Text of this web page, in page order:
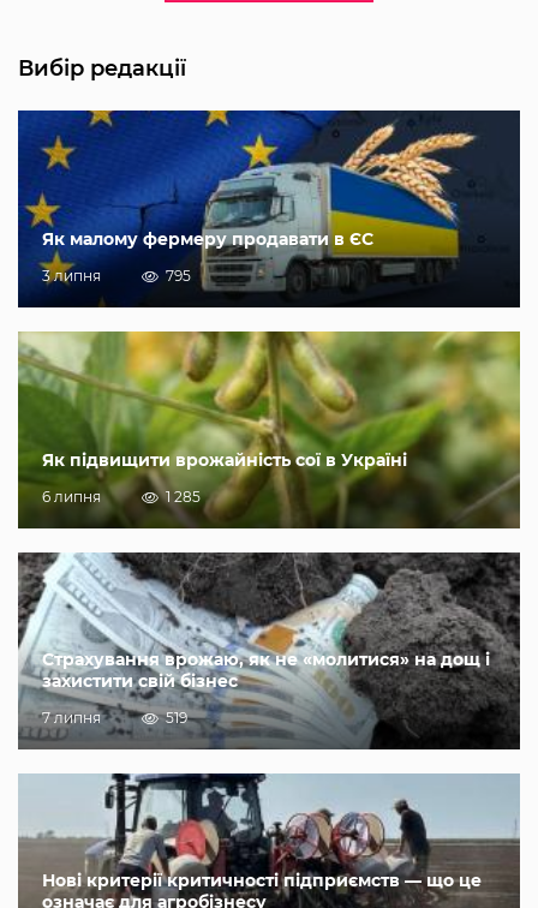
Вибір редакції
Як малому фермеру продавати в ЄС
3 липня 795
Як підвищити врожайність сої в Україні
6 липня 1 285
Страхування врожаю, як не «молитися» на дощ і
захистити свій бізнес
7 липня 519
Нові критерії критичності підприємств — що це
означає для агробізнесу